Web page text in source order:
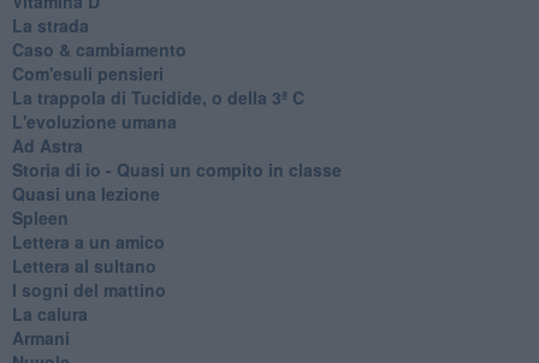
La strada
Caso & cambiamento
Com'esuli pensieri
La trappola di Tucidide, o della 3ª C
L'evoluzione umana
Ad Astra
Storia di io - Quasi un compito in classe
Quasi una lezione
Spleen
Lettera a un amico
Lettera al sultano
I sogni del mattino
La calura
Armani